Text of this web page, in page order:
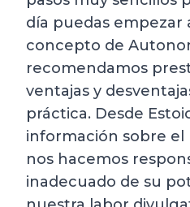
día puedas empezar
concepto de
recomendamos
ventajas y
práctica. Desde
información sobre el
nos hacemos
inadecuado de su